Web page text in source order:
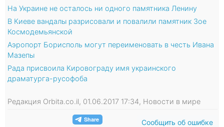
На Украине не осталось ни одного памятника Ленину
В Киеве вандалы разрисовали и повалили памятник Зое
Космодемьянской
Аэропорт Борисполь могут переименовать в честь Ивана
Мазепы
Рада присвоила Кировограду имя украинского
драматурга-русофоба
Редакция Orbita.co.il, 01.06.2017 17:34, Новости в мире
Сообщить об ошибке